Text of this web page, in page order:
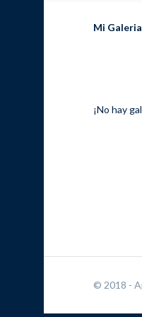
Mi Galeria
¡No hay
© 2018 -